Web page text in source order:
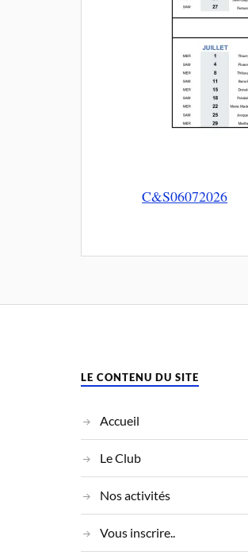
C&S06072026
LE CONTENU DU SITE
Accueil
Le Club
Nos activités
Vous inscrire..